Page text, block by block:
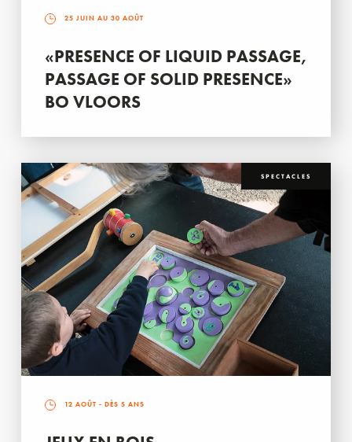
25 JUIN AU 30 AOÛT
«PRESENCE OF LIQUID PASSAGE,
PASSAGE OF SOLID PRESENCE»
BO VLOORS
SPECTACLES
12 AOÛT - DÈS 5 ANS